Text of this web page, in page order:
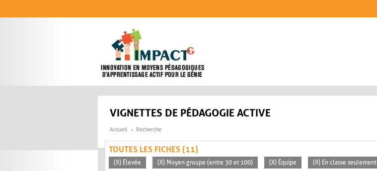
VIGNETTES DE PÉDAGOGIE ACTIVE
Accueil Recherche
TOUTES LES FICHES (11)
(X) Élevée (X) Moyen groupe (entre 30 et 100) (X) Équipe (X) En classe seulement